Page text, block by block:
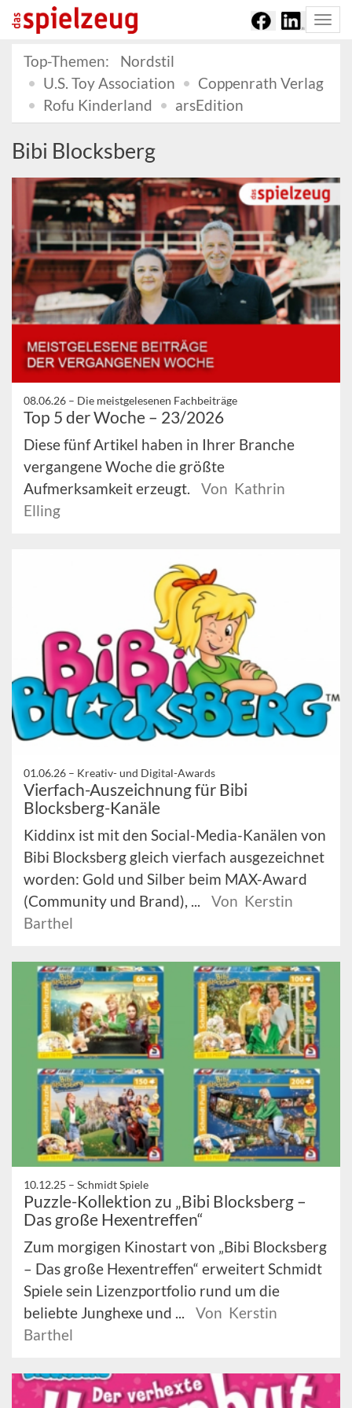
Top-Themen:
Nordstil
U.S. Toy Association
Coppenrath Verlag
Rofu Kinderland
arsEdition
Bibi Blocksberg
08.06.26 – Die meistgelesenen Fachbeiträge
Top 5 der Woche – 23/2026
Diese fünf Artikel haben in Ihrer Branche
vergangene Woche die größte
Aufmerksamkeit erzeugt.
Von Kathrin
Elling
01.06.26 – Kreativ- und Digital-Awards
Vierfach-Auszeichnung für Bibi
Blocksberg-Kanäle
Kiddinx ist mit den Social-Media-Kanälen von
Bibi Blocksberg gleich vierfach ausgezeichnet
worden: Gold und Silber beim MAX-Award
(Community und Brand), ...
Von Kerstin
Barthel
10.12.25 – Schmidt Spiele
Puzzle-Kollektion zu „Bibi Blocksberg –
Das große Hexentreffen“
Zum morgigen Kinostart von „Bibi Blocksberg
– Das große Hexentreffen“ erweitert Schmidt
Spiele sein Lizenzportfolio rund um die
beliebte Junghexe und ...
Von Kerstin
Barthel